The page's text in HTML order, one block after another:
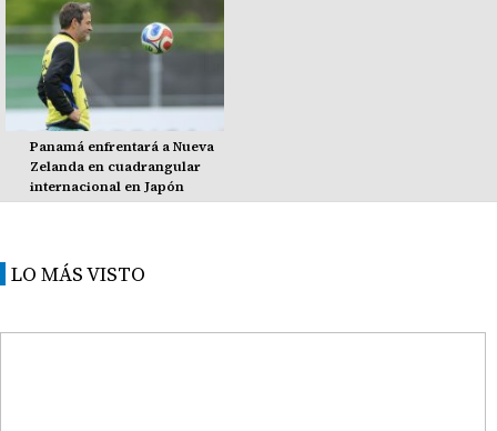
Panamá enfrentará a Nueva
Zelanda en cuadrangular
internacional en Japón
LO MÁS VISTO